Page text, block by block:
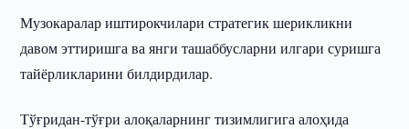
Музокаралар иштирокчилари стратегик шерикликни
давом эттиришга ва янги ташаббусларни илгари суришга
тайёрликларини билдирдилар.
Тўғридан-тўғри алоқаларнинг тизимлигига алоҳида